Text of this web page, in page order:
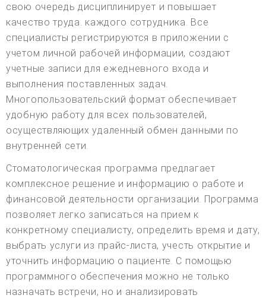
свою очередь дисциплинирует и повышает
качество труда. каждого сотрудника. Все
специалисты регистрируются в приложении с
учетом личной рабочей информации, создают
учетные записи для ежедневного входа и
выполнения поставленных задач.
Многопользовательский формат обеспечивает
удобную работу для всех пользователей,
осуществляющих удаленный обмен данными по
внутренней сети.
Стоматологическая программа предлагает
комплексное решение и информацию о работе и
финансовой деятельности организации. Программа
позволяет легко записаться на прием к
конкретному специалисту, определить время и дату,
выбрать услуги из прайс-листа, учесть открытие и
уточнить информацию о пациенте. С помощью
программного обеспечения можно не только
назначать встречи, но и анализировать